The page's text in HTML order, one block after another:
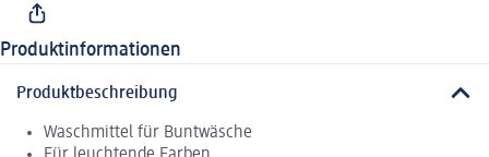
Produktinformationen
Produktbeschreibung
Waschmittel für Buntwäsche